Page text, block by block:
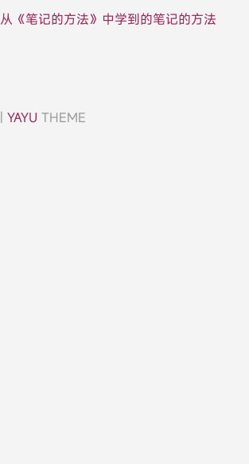
从《笔记的方法》中学到的笔记的方法
| YAYU THEME